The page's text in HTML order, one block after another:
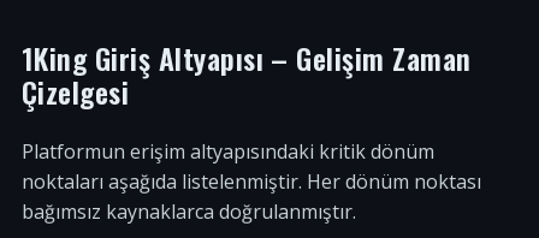
1King Giriş Altyapısı – Gelişim Zaman
Çizelgesi
Platformun erişim altyapısındaki kritik dönüm
noktaları aşağıda listelenmiştir. Her dönüm noktası
bağımsız kaynaklarca doğrulanmıştır.